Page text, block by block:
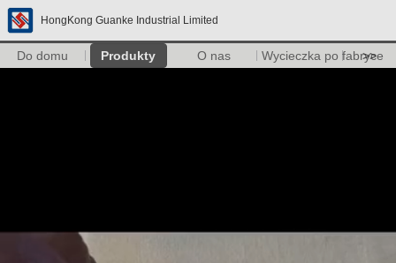
HongKong Guanke Industrial Limited
Do domu Produkty O nas Wycieczka po fabryce
>>